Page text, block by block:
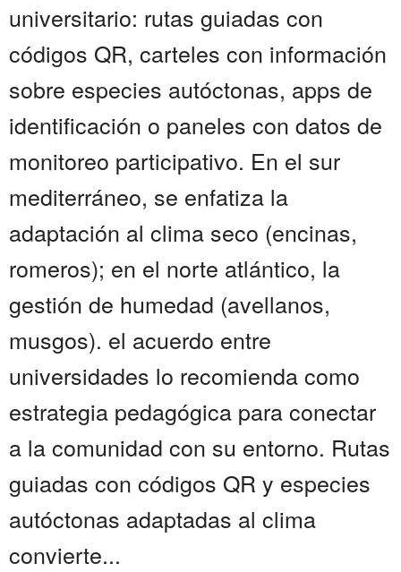
universitario: rutas guiadas con
códigos QR, carteles con información
sobre especies autóctonas, apps de
identificación o paneles con datos de
monitoreo participativo. En el sur
mediterráneo, se enfatiza la
adaptación al clima seco (encinas,
romeros); en el norte atlántico, la
gestión de humedad (avellanos,
musgos). el acuerdo entre
universidades lo recomienda como
estrategia pedagógica para conectar
a la comunidad con su entorno. Rutas
guiadas con códigos QR y especies
autóctonas adaptadas al clima
convierte...